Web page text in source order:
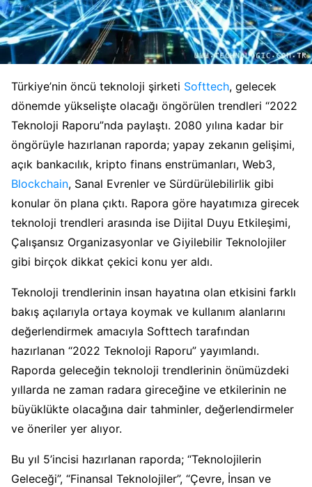
Türkiye’nin öncü teknoloji şirketi Softtech, gelecek
dönemde yükselişte olacağı öngörülen trendleri “2022
Teknoloji Raporu”nda paylaştı. 2080 yılına kadar bir
öngörüyle hazırlanan raporda; yapay zekanın gelişimi,
açık bankacılık, kripto finans enstrümanları, Web3,
Blockchain, Sanal Evrenler ve Sürdürülebilirlik gibi
konular ön plana çıktı. Rapora göre hayatımıza girecek
teknoloji trendleri arasında ise Dijital Duyu Etkileşimi,
Çalışansız Organizasyonlar ve Giyilebilir Teknolojiler
gibi birçok dikkat çekici konu yer aldı.
Teknoloji trendlerinin insan hayatına olan etkisini farklı
bakış açılarıyla ortaya koymak ve kullanım alanlarını
değerlendirmek amacıyla Softtech tarafından
hazırlanan “2022 Teknoloji Raporu” yayımlandı.
Raporda geleceğin teknoloji trendlerinin önümüzdeki
yıllarda ne zaman radara gireceğine ve etkilerinin ne
büyüklükte olacağına dair tahminler, değerlendirmeler
ve öneriler yer alıyor.
Bu yıl 5’incisi hazırlanan raporda; “Teknolojilerin
Geleceği”, “Finansal Teknolojiler”, “Çevre, İnsan ve